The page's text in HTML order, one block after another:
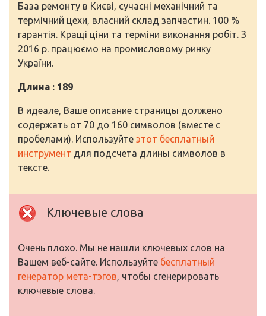
База ремонту в Києві, сучасні механічний та
термічний цехи, власний склад запчастин. 100 %
гарантія. Кращі ціни та терміни виконання робіт. З
2016 р. працюємо на промисловому ринку
України.
Длина : 189
В идеале, Ваше описание страницы должено
содержать от 70 до 160 символов (вместе с
пробелами). Используйте этот бесплатный
инструмент для подсчета длины символов в
тексте.
Ключевые слова
Очень плохо. Мы не нашли ключевых слов на
Вашем веб-сайте. Используйте бесплатный
генератор мета-тэгов, чтобы сгенерировать
ключевые слова.